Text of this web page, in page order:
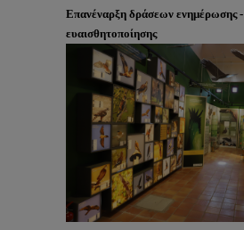
Επανέναρξη δράσεων ενημέρωσης -
ευαισθητοποίησης